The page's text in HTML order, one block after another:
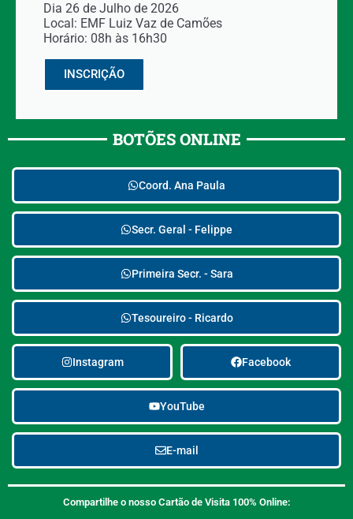
Dia 26 de Julho de 2026
Local: EMF Luiz Vaz de Camões
Horário: 08h às 16h30
INSCRIÇÃO
BOTÕES ONLINE
Coord. Ana Paula
Secr. Geral - Felippe
Primeira Secr. - Sara
Tesoureiro - Ricardo
Instagram Facebook
YouTube
E-mail
Compartilhe o nosso Cartão de Visita 100% Online: